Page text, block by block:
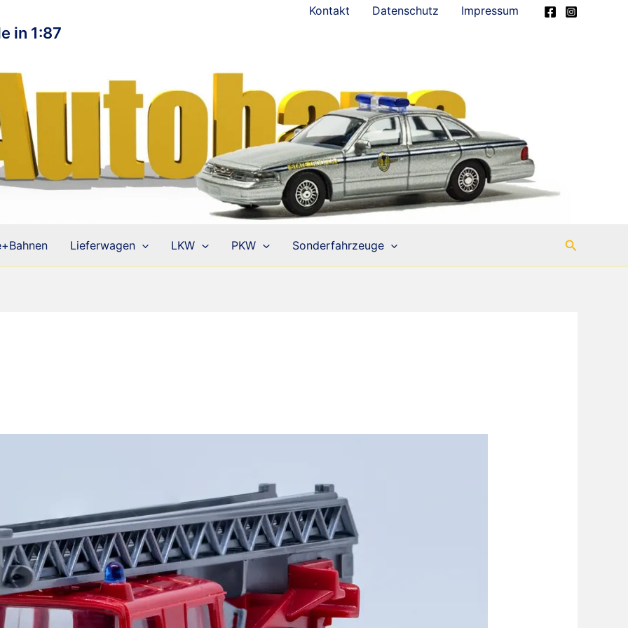
Kontakt Datenschutz Impressum
in 1:87
Lieferwagen LKW PKW Sonderfahrzeuge Suchen